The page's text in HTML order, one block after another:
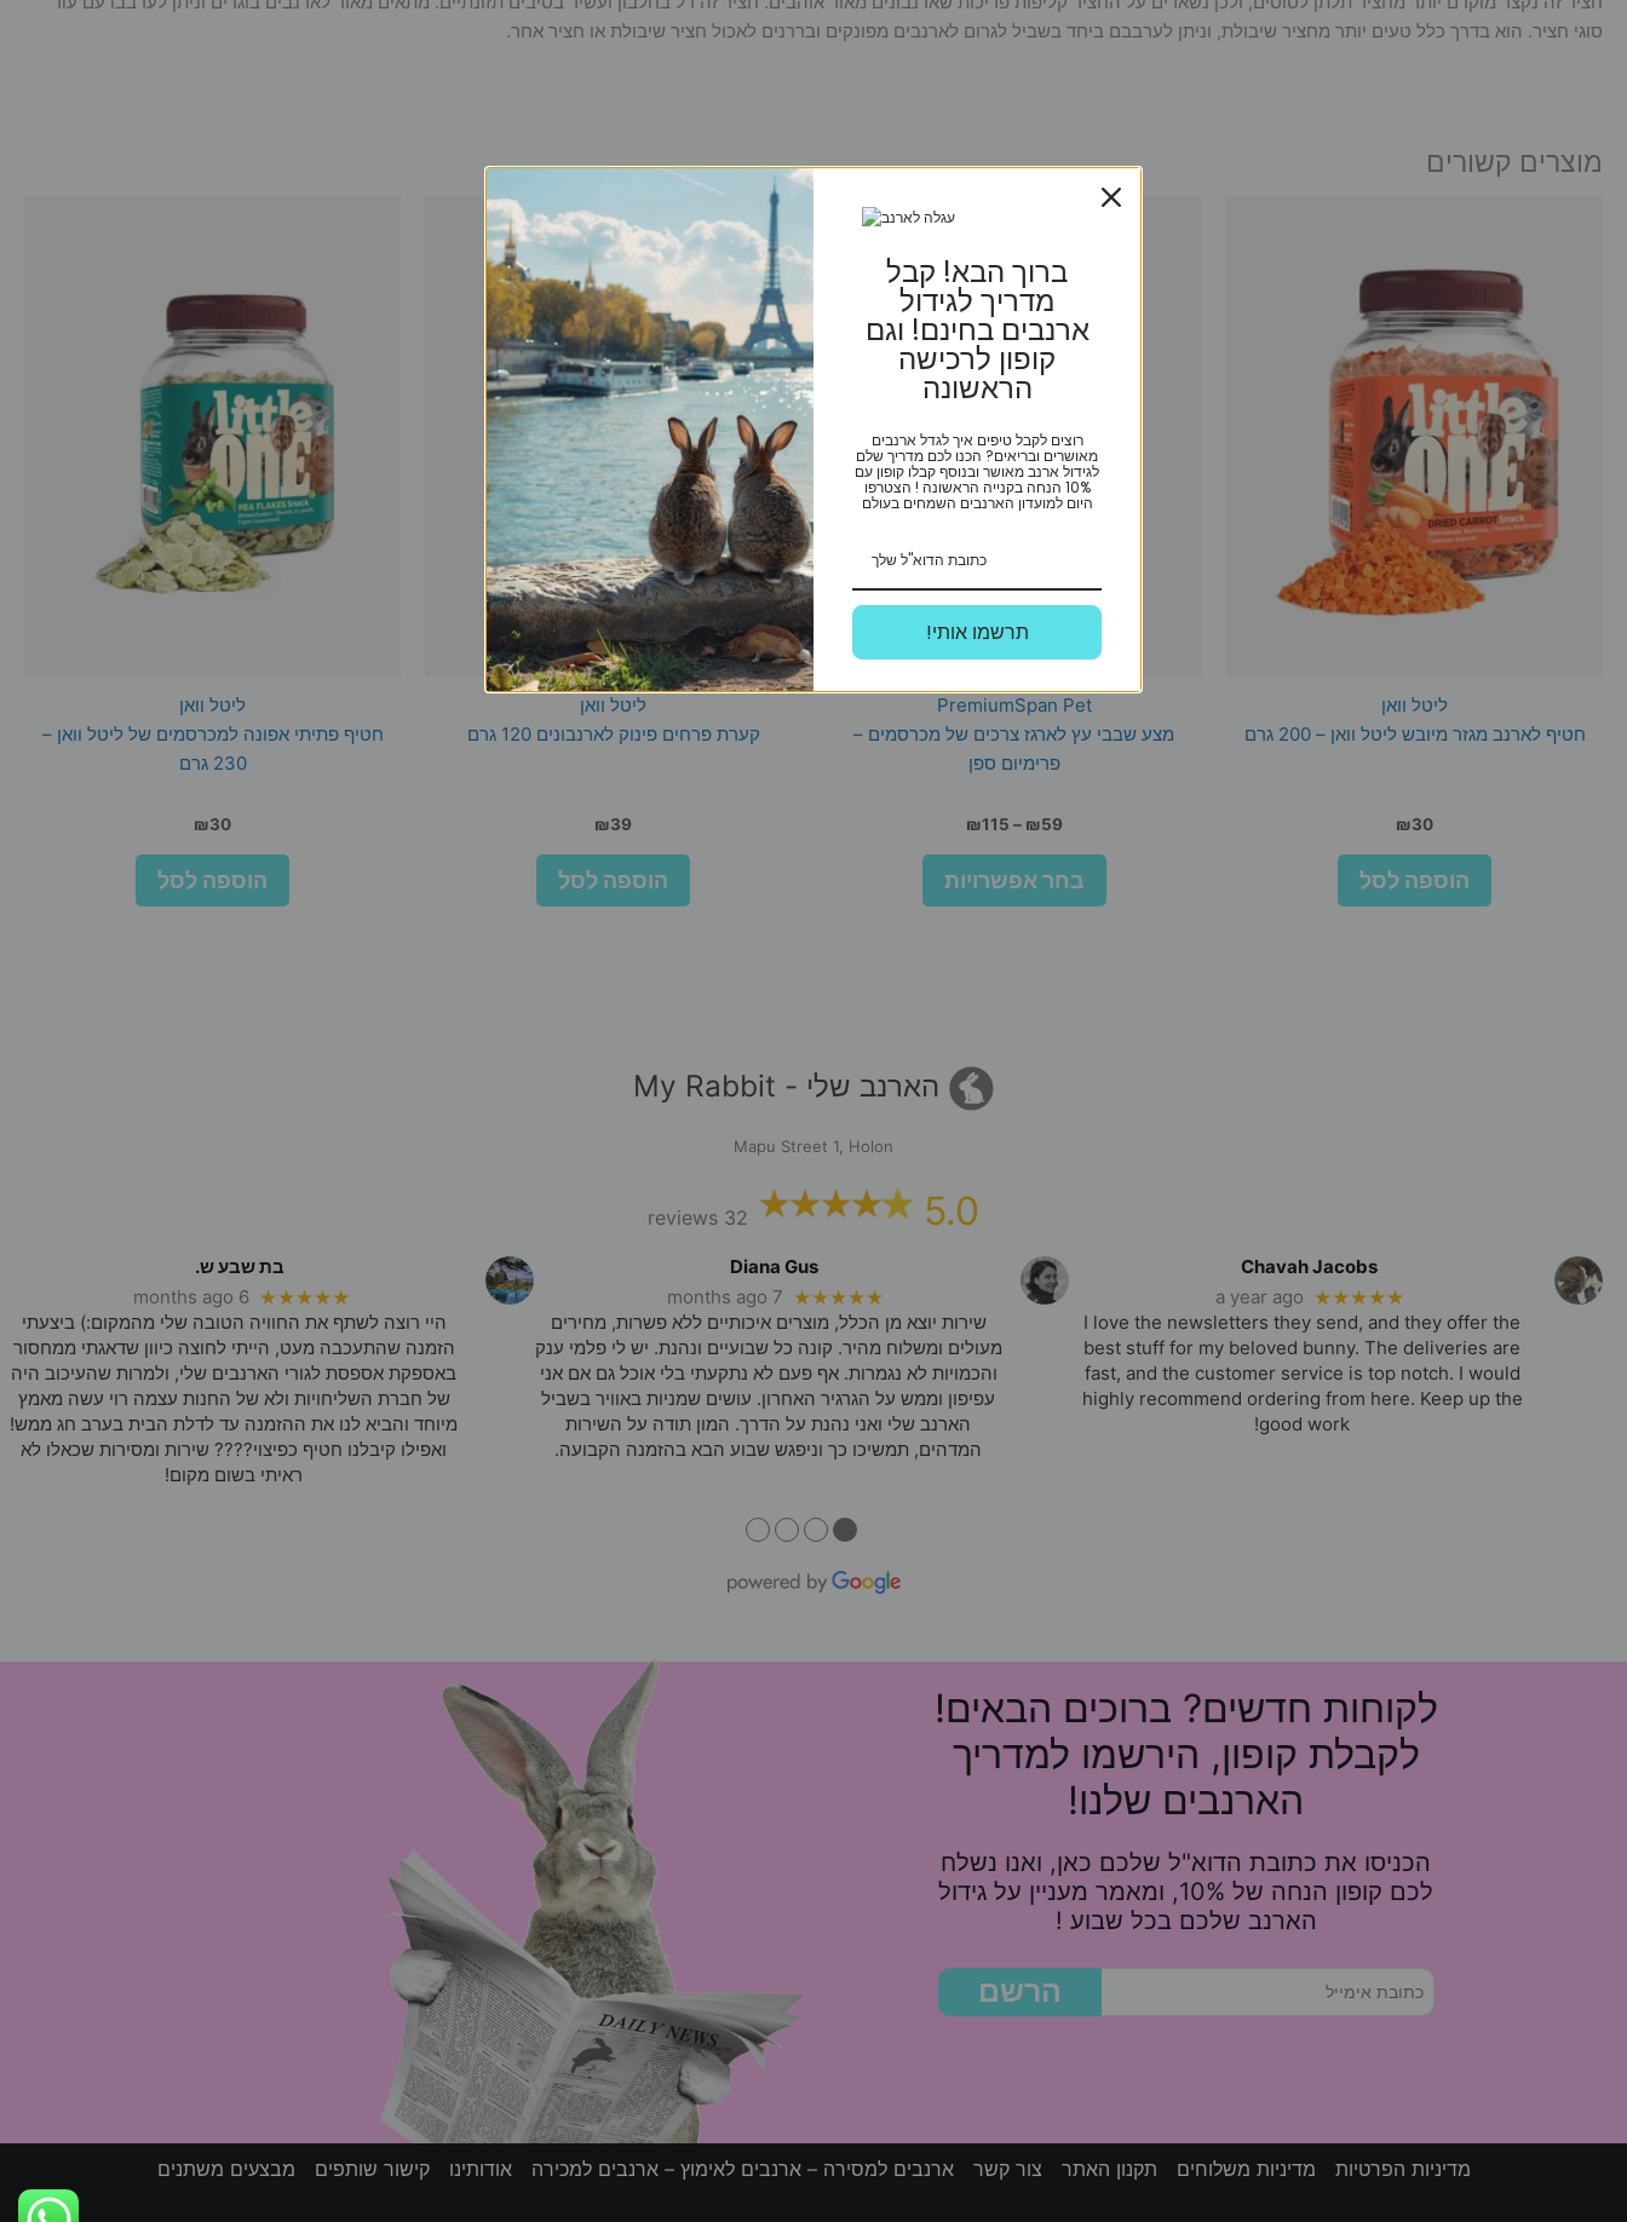
סוגי חציר. הוא בדרך כלל טעים יותר מחציר שיבולת, וניתן לערבבם ביחד בשביל לגרום לארנבים מפונקים ובררנים לאכול חציר שיבולת או חציר אחר.
מוצרים קשורים
ליטל וואן
חטיף לארנב מגזר מיובש ליטל וואן – 200 גרם
₪30
הוספה לסל
PremiumSpan Pet
מצע שבבי עץ לארגז צרכים של מכרסמים –
פרימיום ספן
₪59
–
₪115
עד
⁦₪115⁩
בחר אפשרויות
למוצר
האפשרויות
המוצר
ליטל וואן
קערת פרחים פינוק לארנבונים 120 גרם
₪39
הוספה לסל
ליטל וואן
חטיף פתיתי אפונה למכרסמים של ליטל וואן –
230 גרם
₪30
הוספה לסל
הארנב שלי - My Rabbit
Mapu Street 1, Holon
5.0
32 reviews
Chavah Jacobs
★★★★★
a year ago
I love the newsletters they send, and they offer the
best stuff for my beloved bunny. The deliveries are
fast, and the customer service is top notch. I would
highly recommend ordering from here. Keep up the
good work!
Diana Gus
★★★★★
7 months ago
שירות יוצא מן הכלל, מוצרים איכותיים ללא פשרות, מחירים
מעולים ומשלוח מהיר. קונה כל שבועיים ונהנת. יש לי פלמי ענק
והכמויות לא נגמרות. אף פעם לא נתקעתי בלי אוכל גם אם אני
עפיפון וממש על הגרגיר האחרון. עושים שמניות באוויר בשביל
הארנב שלי ואני נהנת על הדרך. המון תודה על השירות
המדהים, תמשיכו כך וניפגש שבוע הבא בהזמנה הקבועה.
בת שבע ש.
★★★★★
6 months ago
היי רוצה לשתף את החוויה הטובה שלי מהמקום:) ביצעתי
הזמנה שהתעכבה מעט, הייתי לחוצה כיוון שדאגתי ממחסור
באספקת אספסת לגורי הארנבים שלי, ולמרות שהעיכוב היה
של חברת השליחויות ולא של החנות עצמה רוי עשה מאמץ
מיוחד והביא לנו את ההזמנה עד לדלת הבית בערב חג ממש!
ואפילו קיבלנו חטיף כפיצוי???? שירות ומסירות שכאלו לא
ראיתי בשום מקום!
●
●
●
●
לקוחות חדשים? ברוכים הבאים!
לקבלת קופון, הירשמו למדריך
הארנבים שלנו!
הכניסו את כתובת הדוא"ל שלכם כאן, ואנו נשלח
לכם קופון הנחה של 10%, ומאמר מעניין על גידול
הארנב שלכם בכל שבוע !
הרשם
מדיניות הפרטיות מדיניות משלוחים תקנון האתר צור קשר ארנבים למסירה – ארנבים לאימוץ – ארנבים למכירה אודותינו קישור שותפים מבצעים משתנים
ברוך הבא! קבל
מדריך לגידול
ארנבים בחינם! וגם
קופון לרכישה
הראשונה
רוצים לקבל טיפים איך לגדל ארנבים
מאושרים ובריאים? הכנו לכם מדריך שלם
לגידול ארנב מאושר ובנוסף קבלו קופון עם
10% הנחה בקנייה הראשונה ! הצטרפו
היום למועדון הארנבים השמחים בעולם
!תרשמו אותי